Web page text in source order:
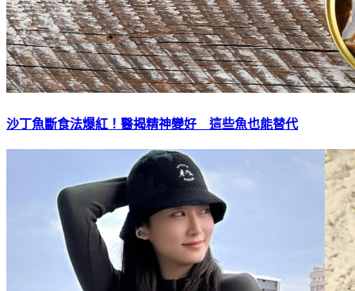
沙丁魚斷食法爆紅！醫揭精神變好 這些魚也能替代